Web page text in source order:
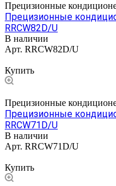
Прецизионные
Прецизионные
RRCW82D/U
В наличии
Арт. RRCW82D/U
Купить
Прецизионные
Прецизионные
RRCW71D/U
В наличии
Арт. RRCW71D/U
Купить